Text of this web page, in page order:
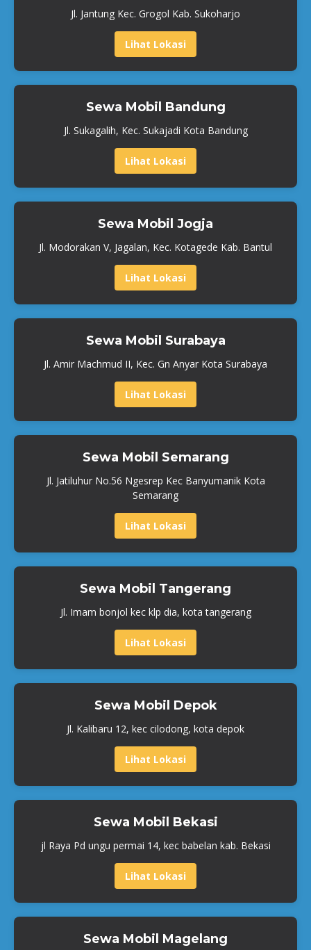
Jl. Jantung Kec. Grogol Kab. Sukoharjo
Lihat Lokasi
Sewa Mobil Bandung
Jl. Sukagalih, Kec. Sukajadi Kota Bandung
Lihat Lokasi
Sewa Mobil Jogja
Jl. Modorakan V, Jagalan, Kec. Kotagede Kab. Bantul
Lihat Lokasi
Sewa Mobil Surabaya
Jl. Amir Machmud II, Kec. Gn Anyar Kota Surabaya
Lihat Lokasi
Sewa Mobil Semarang
Jl. Jatiluhur No.56 Ngesrep Kec Banyumanik Kota
Semarang
Lihat Lokasi
Sewa Mobil Tangerang
Jl. Imam bonjol kec klp dia, kota tangerang
Lihat Lokasi
Sewa Mobil Depok
Jl. Kalibaru 12, kec cilodong, kota depok
Lihat Lokasi
Sewa Mobil Bekasi
jl Raya Pd ungu permai 14, kec babelan kab. Bekasi
Lihat Lokasi
Sewa Mobil Magelang